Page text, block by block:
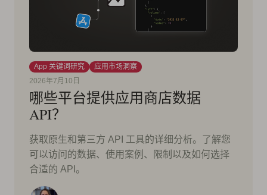
App 关键词研究
应用市场洞察
2026年7月10日
哪些平台提供应用商店数据
API？
获取原生和第三方 API 工具的详细分析。了解您
可以访问的数据、使用案例、限制以及如何选择
合适的 API。